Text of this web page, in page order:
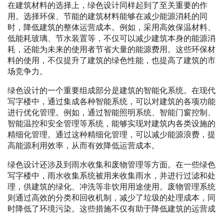
在建筑材料的选择上，绿色设计同样起到了至关重要的作
用。选择环保、节能的建筑材料能够在减少能源消耗的同
时，降低建筑的整体运营成本。例如，采用高效保温材料、
低能耗玻璃、节水装置等，不仅可以减少建筑本身的能源消
耗，还能为未来的使用者节省大量的能源费用。这些环保材
料的使用，不仅提升了建筑的绿色性能，也提高了建筑的市
场竞争力。
绿色设计的一个重要组成部分是建筑的智能化系统。在现代
写字楼中，通过集成各种智能系统，可以对建筑的各项功能
进行优化管理。例如，通过智能照明系统、智能门窗控制、
智能温控和安全管理等系统，能够实现对建筑内各类设施的
精细化管理。通过这种精细化管理，可以减少能源浪费，提
高能源利用效率，从而有效降低运营成本。
绿色设计还涉及到雨水收集和废物管理等方面。在一些绿色
写字楼中，雨水收集系统被用来收集雨水，并进行过滤和处
理，供建筑的绿化、冲洗等非饮用用途使用。废物管理系统
则通过高效的分类和回收机制，减少了垃圾的处理成本，同
时降低了环境污染。这些措施不仅有助于降低建筑的运营成